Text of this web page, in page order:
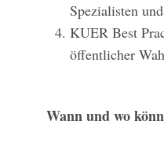
Spezialisten
KUER Best
öffentlicher
Wann und wo